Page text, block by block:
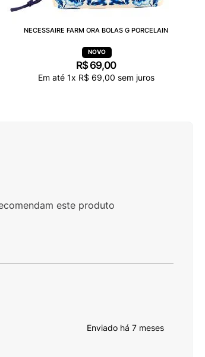
NECESSAIRE FARM ORA BOLAS G PORCELAIN
R$69,00
Em até 1x R$ 69,00 sem juros
este produto
Enviado há 7 meses